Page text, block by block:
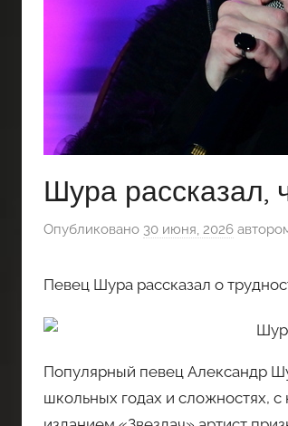
Шура рассказал,
Опубликовано 30 июня, 2026
Певец Шура рассказал о
Популярный певец Александр
школьных годах и сложностях,